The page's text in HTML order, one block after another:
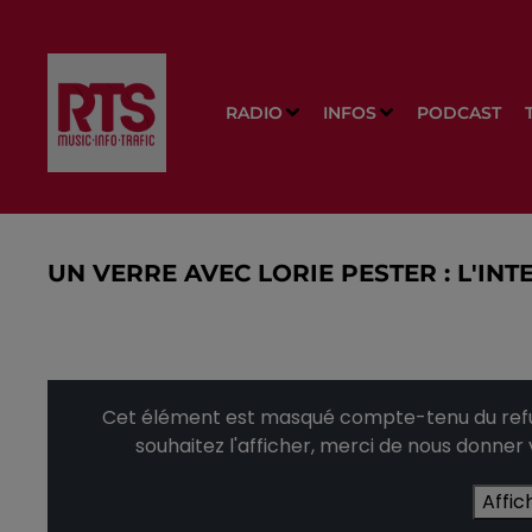
RADIO INFOS PODCAST
UN VERRE AVEC LORIE PESTER :
Cet élément est masqué compte-tenu du
souhaitez l'afficher, merci de nous